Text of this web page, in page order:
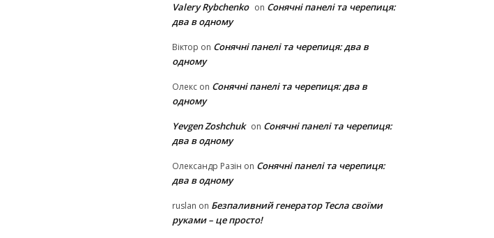
Valery Rybchenko on Сонячні панелі та черепиця:
два в одному
Віктор on Сонячні панелі та черепиця: два в
одному
Олекс on Сонячні панелі та черепиця: два в
одному
Yevgen Zoshchuk on Сонячні панелі та черепиця:
два в одному
Олександр Разін on Сонячні панелі та черепиця:
два в одному
ruslan on Безпаливний генератор Тесла своїми
руками – це просто!